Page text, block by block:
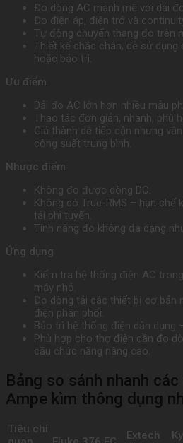
Đo dòng AC mạnh mẽ với dải
Đo điện áp, điện trở và
Tự động chuyển thang đo trên
Thiết kế chắc chắn, dễ sử
hoặc bảo trì.
Ưu điểm
Dải đo AC lớn hơn nhiều mẫu
Thao tác đơn giản, nhanh, phù
Giá thành dễ tiếp cận nhưng
công suất trung bình.
Nhược điểm
Không đo được dòng DC.
Không có True-RMS – hạn chế
tải phi tuyến.
Tính năng đo không đa dạng
Ứng dụng
Kiểm tra hệ thống điện AC
máy nhỏ.
Đo dòng tải các thiết bị cơ bản
điện phân phối.
Bảo trì hệ thống điện dân dụng
Phù hợp cho thợ điện cần đo
cầu chức năng nâng cao.
Bảng so sánh nhanh
Ampe kìm thông dụng
Tiêu chí
Extech